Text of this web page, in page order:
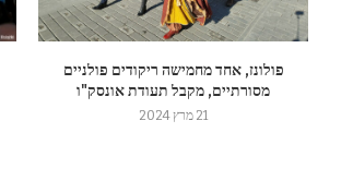
פולונז, אחד מחמישה ריקודים פולניים
מסורתיים, מקבל תעודת אונסק"ו
21 מרץ 2024